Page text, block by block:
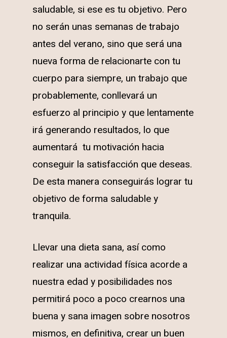
saludable, si ese es tu objetivo. Pero
no serán unas semanas de trabajo
antes del verano, sino que será una
nueva forma de relacionarte con tu
cuerpo para siempre, un trabajo que
probablemente, conllevará un
esfuerzo al principio y que lentamente
irá generando resultados, lo que
aumentará tu motivación hacia
conseguir la satisfacción que deseas.
De esta manera conseguirás lograr tu
objetivo de forma saludable y
tranquila.
Llevar una dieta sana, así como
realizar una actividad física acorde a
nuestra edad y posibilidades nos
permitirá poco a poco crearnos una
buena y sana imagen sobre nosotros
mismos, en definitiva, crear un buen